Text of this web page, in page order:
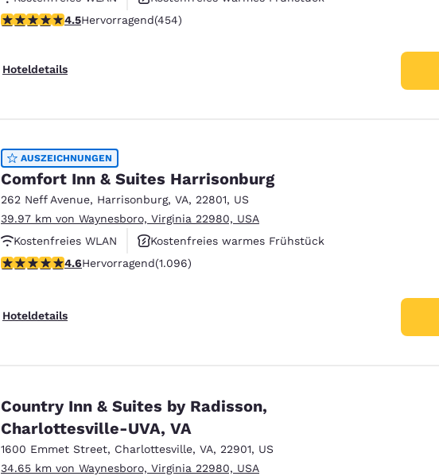
Rauchfrei
4.5-Sterne-Bewertung. Hervorragend. 454 Bewertungen
4.5Hervorragend(454)
Hoteldetails
AUSZEICHNUNGEN
Comfort Inn & Suites Harrisonburg
262 Neff Avenue, Harrisonburg, VA, 22801, US
39.97 km von Waynesboro, Virginia 22980, USA
Kostenfreies WLAN
Kostenfreies warmes Frühstück
Haustierfreundlich
4.56-Sterne-Bewertung. Hervorragend. 1096 Bewertungen
4.6Hervorragend(1.096)
Hoteldetails
Country Inn & Suites by Radisson,
Charlottesville-UVA, VA
1600 Emmet Street, Charlottesville, VA, 22901, US
34.65 km von Waynesboro, Virginia 22980, USA